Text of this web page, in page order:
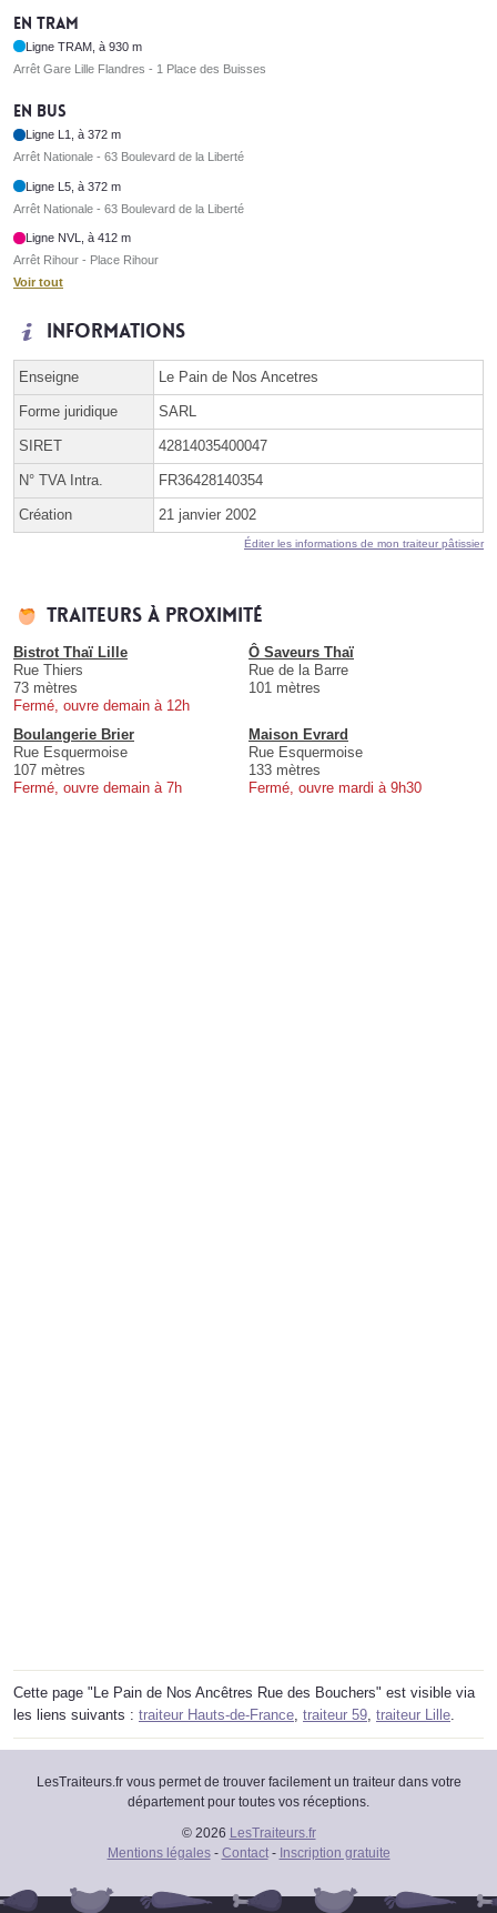
En tram
Ligne TRAM, à 930 m
Arrêt Gare Lille Flandres - 1 Place des Buisses
En bus
Ligne L1, à 372 m
Arrêt Nationale - 63 Boulevard de la Liberté
Ligne L5, à 372 m
Arrêt Nationale - 63 Boulevard de la Liberté
Ligne NVL, à 412 m
Arrêt Rihour - Place Rihour
Voir tout
Informations
Enseigne Le Pain de Nos Ancetres
Forme juridique SARL
SIRET 42814035400047
N° TVA Intra. FR36428140354
Création 21 janvier 2002
Éditer les informations de mon traiteur pâtissier
Traiteurs à proximité
Bistrot Thaï Lille
Rue Thiers
73 mètres
Fermé, ouvre demain à 12h
Ô Saveurs Thaï
Rue de la Barre
101 mètres
Boulangerie Brier
Rue Esquermoise
107 mètres
Fermé, ouvre demain à 7h
Maison Evrard
Rue Esquermoise
133 mètres
Fermé, ouvre mardi à 9h30
Cette page "Le Pain de Nos Ancêtres Rue des Bouchers" est visible via
les liens suivants : traiteur Hauts-de-France, traiteur 59, traiteur Lille.
LesTraiteurs.fr vous permet de trouver facilement un traiteur dans votre
département pour toutes vos réceptions.
© 2026 LesTraiteurs.fr
Mentions légales- Contact- Inscription gratuite